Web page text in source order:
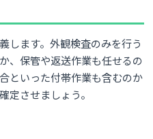
します。外観検査のみを行う
、保管や返送作業も任せるの
といった付帯作業も含むのか
定させましょう。